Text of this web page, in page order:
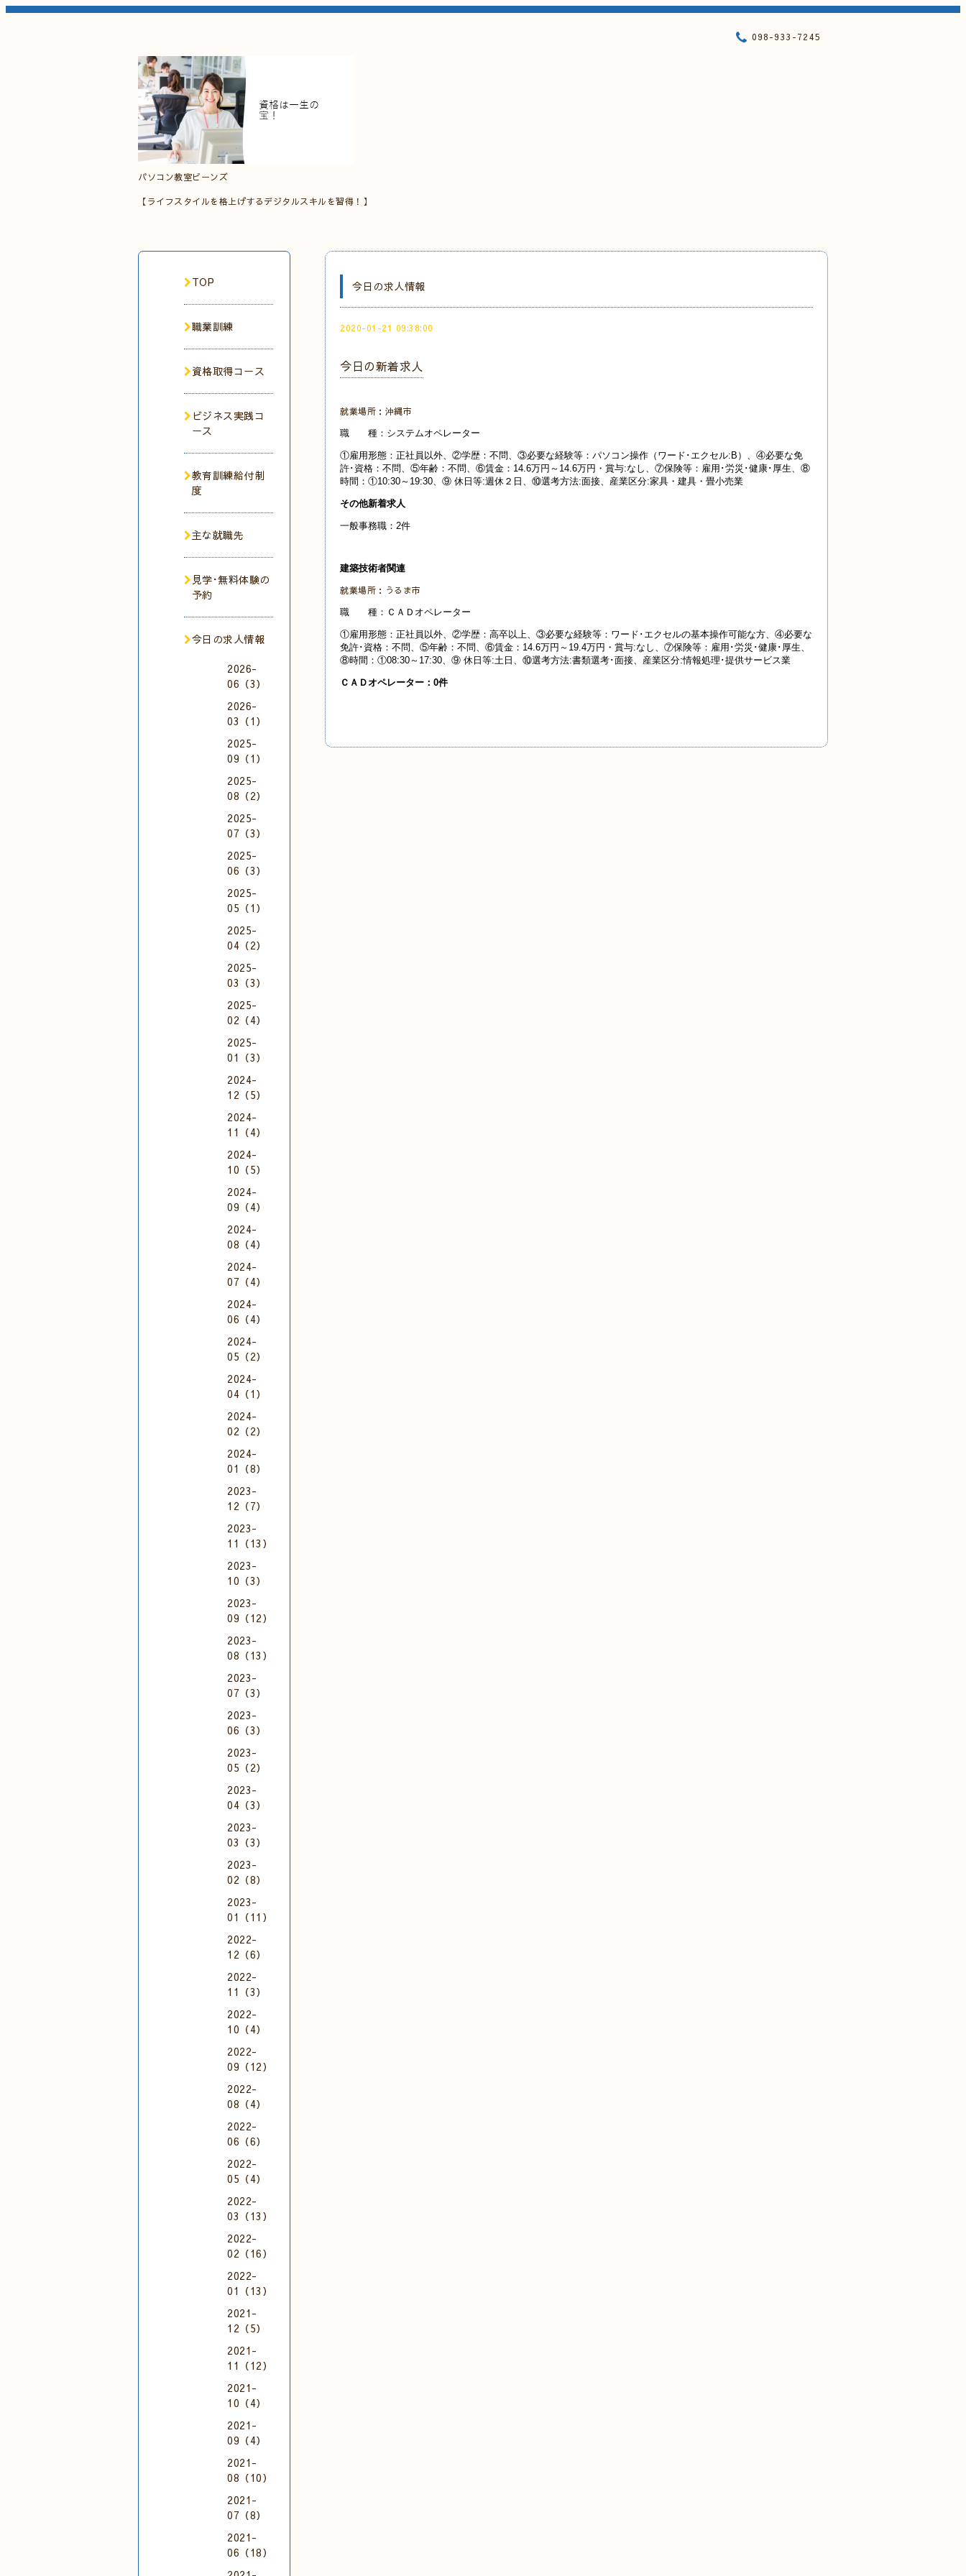
パソコン教室ビーンズ
【ライフスタイルを格上げするデジタルスキルを習得！】
098-933-7245
今日の求人情報
2020-01-21 09:38:00
今日の新着求人
就業場所：沖縄市
職 種：システムオペレーター
①雇用形態：正社員以外、②学歴：不問、③必要な経験等：パソコン操作（ワード･エクセル:B）、④必要な免
許･資格：不問、⑤年齢：不問、⑥賃金：14.6万円～14.6万円・賞与:なし、⑦保険等：雇用･労災･健康･厚生、⑧
時間：①10:30～19:30、⑨ 休日等:週休２日、⑩選考方法:面接、産業区分:家具・建具・畳小売業
その他新着求人
一般事務職：2件
建築技術者関連
就業場所：うるま市
職 種：ＣＡＤオペレーター
①雇用形態：正社員以外、②学歴：高卒以上、③必要な経験等：ワード･エクセルの基本操作可能な方、④必要な
免許･資格：不問、⑤年齢：不問、⑥賃金：14.6万円～19.4万円・賞与:なし、⑦保険等：雇用･労災･健康･厚生、
⑧時間：①08:30～17:30、⑨ 休日等:土日、⑩選考方法:書類選考･面接、産業区分:情報処理･提供サービス業
ＣＡＤオペレーター：0件
TOP
職業訓練
資格取得コース
ビジネス実践コ
ース
教育訓練給付制
度
主な就職先
見学･無料体験の
予約
今日の求人情報
2026-
06（3）
2026-
03（1）
2025-
09（1）
2025-
08（2）
2025-
07（3）
2025-
06（3）
2025-
05（1）
2025-
04（2）
2025-
03（3）
2025-
02（4）
2025-
01（3）
2024-
12（5）
2024-
11（4）
2024-
10（5）
2024-
09（4）
2024-
08（4）
2024-
07（4）
2024-
06（4）
2024-
05（2）
2024-
04（1）
2024-
02（2）
2024-
01（8）
2023-
12（7）
2023-
11（13）
2023-
10（3）
2023-
09（12）
2023-
08（13）
2023-
07（3）
2023-
06（3）
2023-
05（2）
2023-
04（3）
2023-
03（3）
2023-
02（8）
2023-
01（11）
2022-
12（6）
2022-
11（3）
2022-
10（4）
2022-
09（12）
2022-
08（4）
2022-
06（6）
2022-
05（4）
2022-
03（13）
2022-
02（16）
2022-
01（13）
2021-
12（5）
2021-
11（12）
2021-
10（4）
2021-
09（4）
2021-
08（10）
2021-
07（8）
2021-
06（18）